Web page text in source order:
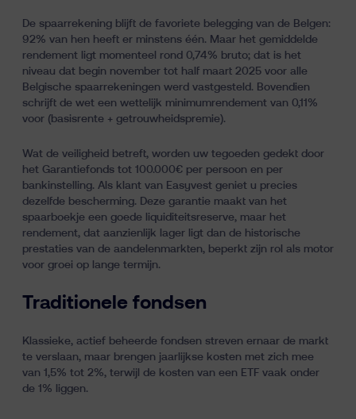
De spaarrekening blijft de favoriete belegging van de Belgen:
92% van hen heeft er minstens één. Maar het gemiddelde
rendement ligt momenteel rond 0,74% bruto; dat is het
niveau dat begin november tot half maart 2025 voor alle
Belgische spaarrekeningen werd vastgesteld. Bovendien
schrijft de wet een wettelijk minimumrendement van 0,11%
voor (basisrente + getrouwheidspremie).
Wat de veiligheid betreft, worden uw tegoeden gedekt door
het Garantiefonds tot 100.000€ per persoon en per
bankinstelling. Als klant van Easyvest geniet u precies
dezelfde bescherming. Deze garantie maakt van het
spaarboekje een goede liquiditeitsreserve, maar het
rendement, dat aanzienlijk lager ligt dan de historische
prestaties van de aandelenmarkten, beperkt zijn rol als motor
voor groei op lange termijn.
Traditionele fondsen
Klassieke, actief beheerde fondsen streven ernaar de markt
te verslaan, maar brengen jaarlijkse kosten met zich mee
van 1,5% tot 2%, terwijl de kosten van een ETF vaak onder
de 1% liggen.